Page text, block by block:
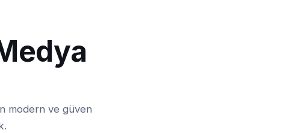
modern ve güven